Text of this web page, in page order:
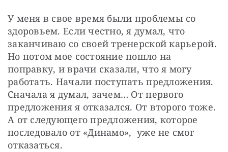
У меня в свое время были проблемы со
здоровьем. Если честно, я думал, что
заканчиваю со своей тренерской карьерой.
Но потом мое состояние пошло на
поправку, и врачи сказали, что я могу
работать. На­чали поступать предложения.
Сначала я думал, зачем… От первого
предложения я отказался. От второго тоже.
А от следующего предложения, которое
последовало от «Ди­намо»,  уже не смог
отказаться.